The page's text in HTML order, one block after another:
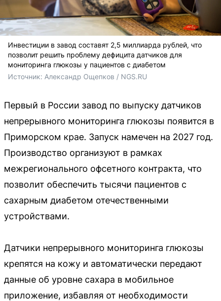
Инвестиции в завод составят 2,5 миллиарда рублей, что
позволит решить проблему дефицита датчиков для
мониторинга глюкозы у пациентов с диабетом
Источник: Александр Ощепков / NGS.RU
Первый в России завод по выпуску датчиков
непрерывного мониторинга глюкозы появится в
Приморском крае. Запуск намечен на 2027 год.
Производство организуют в рамках
межрегионального офсетного контракта, что
позволит обеспечить тысячи пациентов с
сахарным диабетом отечественными
устройствами.
Датчики непрерывного мониторинга глюкозы
крепятся на кожу и автоматически передают
данные об уровне сахара в мобильное
приложение, избавляя от необходимости